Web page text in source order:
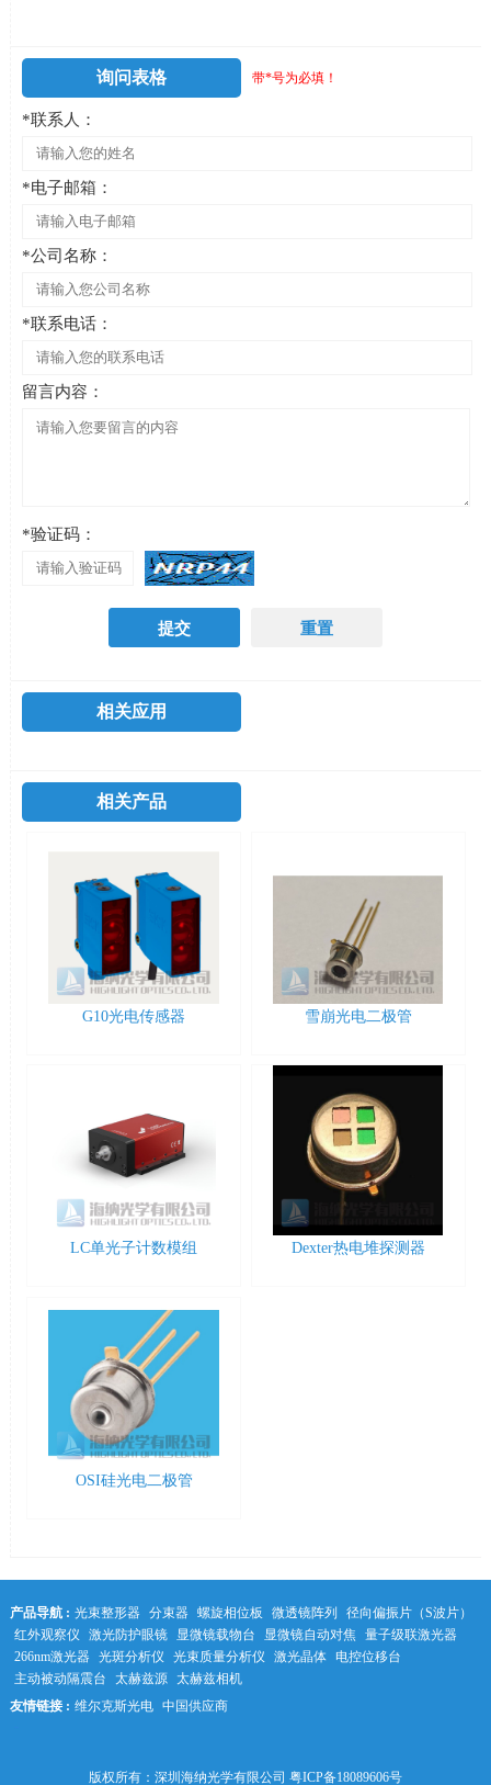
询问表格 带*号为必填！
*联系人：
*电子邮箱：
*公司名称：
*联系电话：
留言内容：
*验证码：
相关应用
相关产品
G10光电传感器 雪崩光电二极管
LC单光子计数模组 Dexter热电堆探测器
OSI硅光电二极管
产品导航 : 光束整形器 分束器 螺旋相位板 微透镜阵列
径向偏振片（S波片）
红外观察仪
激光防护眼镜 显微镜载物台 显微镜自动对焦 量子级联激光器
266nm激光器 光斑分析仪 光束质量分析仪 激光晶体
电控位移台
主动被动隔震台
太赫兹源 太赫兹相机
友情链接 : 维尔克斯光电 中国供应商
版权所有：深圳海纳光学有限公司 粤ICP备18089606号